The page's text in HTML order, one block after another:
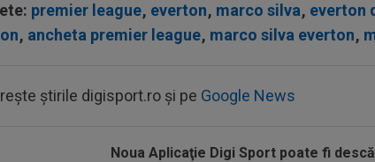
premier league, everton, marco silva, everton
, ancheta premier league, marco silva everton,
știrile digisport.ro și pe Google News
Noua Aplicaţie Digi Sport poate fi